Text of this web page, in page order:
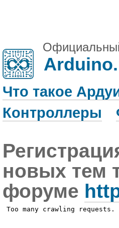
Что такое
Контроллеры
новых тем
форуме